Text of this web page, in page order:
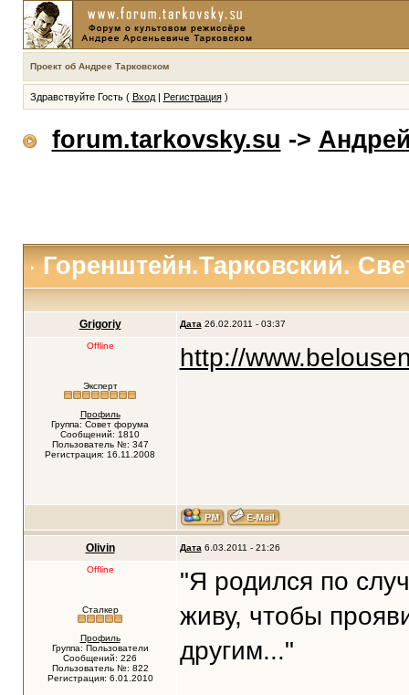
Проект об Андрее Тарковском
Здравствуйте Гость ( Вход| Регистрация)
forum.tarkovsky.su ->
Горенштейн.Тарковский.
Grigoriy Дата 26.02.2011 - 03:37
Offline
Эксперт
Профиль
Группа: Совет форума
Сообщений: 1810
Пользователь №: 347
Регистрация: 16.11.2008
http://
Olivin Дата 6.03.2011 - 21:26
Offline
Сталкер
Профиль
Группа: Пользователи
Сообщений: 226
Пользователь №: 822
Регистрация: 6.01.2010
"Я родился по
живу, чтобы
другим..."